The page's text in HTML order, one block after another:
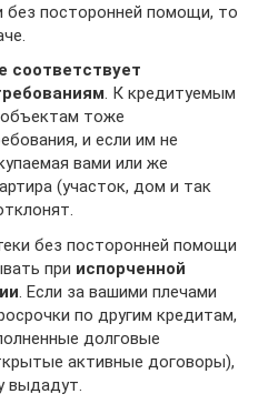
без посторонней помощи, то
соответствует
. К кредитуемым
тоже
и если им не
вами или же
(участок, дом и так
без посторонней помощи
при испорченной
. Если за вашими плечами
по другим кредитам,
долговые
активные договоры),
выдадут.